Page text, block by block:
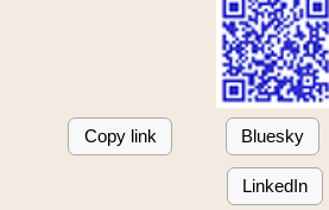
Copy link Bluesky
LinkedIn